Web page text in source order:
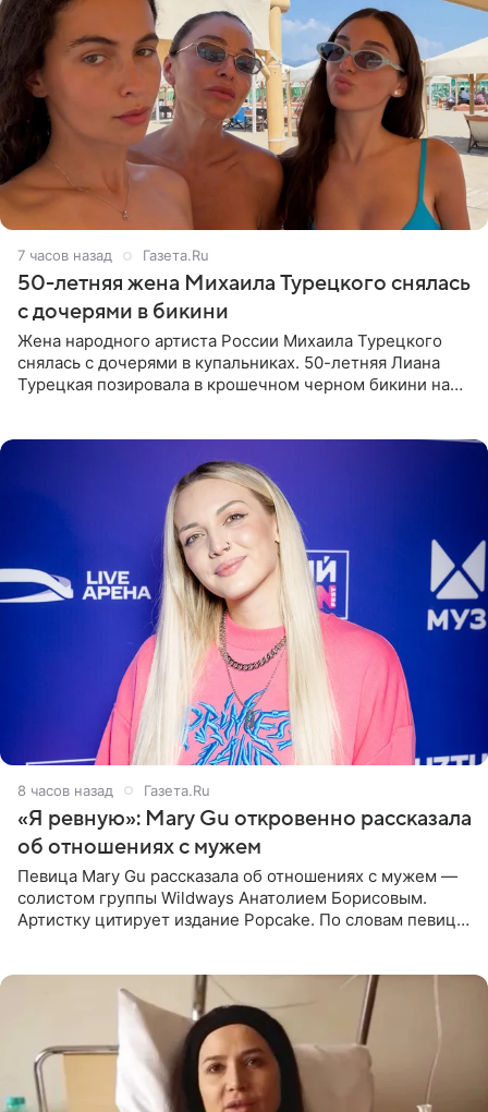
7 часов назад Газета.Ru
50-летняя жена Михаила Турецкого снялась
с дочерями в бикини
Жена народного артиста России Михаила Турецкого
снялась с дочерями в купальниках. 50-летняя Лиана
Турецкая позировала в крошечном черном бикини на
8 часов назад Газета.Ru
«Я ревную»: Mary Gu откровенно рассказала
об отношениях с мужем
Певица Mary Gu рассказала об отношениях с мужем —
солистом группы Wildways Анатолием Борисовым.
Артистку цитирует издание Popcake. По словам певицы,